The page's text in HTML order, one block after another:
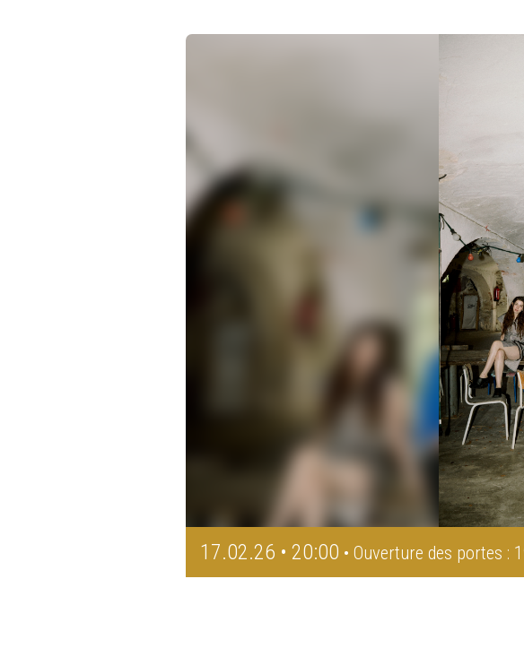
17.02.26 • 20:00 • Ouverture des portes :